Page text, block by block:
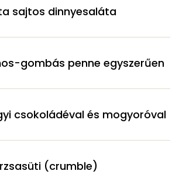
sajtos dinnyesaláta
gombás penne egyszerűen
csokoládéval és mogyoróval
(crumble)